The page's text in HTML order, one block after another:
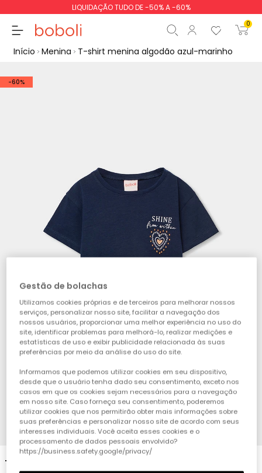
LIQUIDAÇÃO TUDO DE -50% A -60%
0
Início Menina T-shirt menina algodão azul-marinho
-60%
1 2 3 4
T-shirt menina algodão azul-marinho
Gestão de bolachas
Utilizamos cookies próprias e de terceiros para melhorar nossos
serviços, personalizar nosso site, facilitar a navegação dos
nossos usuários, proporcionar uma melhor experiência no uso do
site, identificar problemas para melhorá-lo, realizar medições e
estatísticas de uso e exibir publicidade relacionada às suas
preferências por meio da análise do uso do site.
Informamos que podemos utilizar cookies em seu dispositivo,
desde que o usuário tenha dado seu consentimento, exceto nos
casos em que os cookies sejam necessários para a navegação
em nosso site. Caso forneça seu consentimento, poderemos
utilizar cookies que nos permitirão obter mais informações sobre
suas preferências e personalizar nosso site de acordo com seus
interesses individuais. Você aceita esses cookies e o
processamento de dados pessoais envolvido?
https://business.safety.google/privacy/